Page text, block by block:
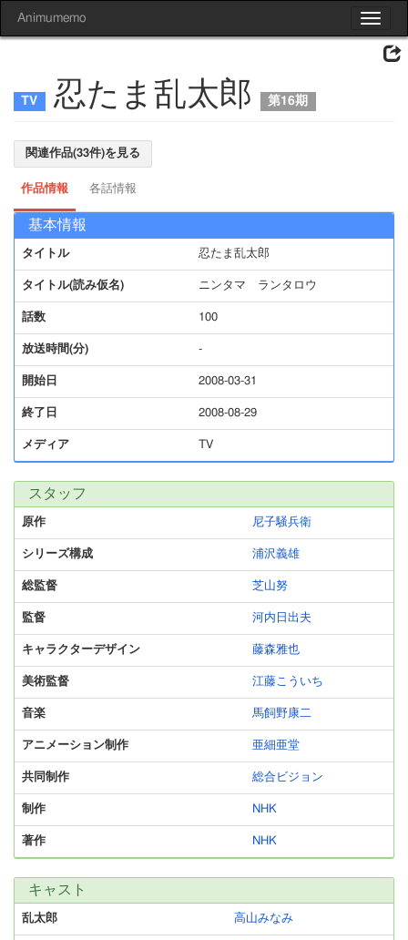
Toggle
Animumemo
忍たま乱太郎 第16期
関連作品(33件)を見る
作品情報 各話情報
基本情報
タイトル 忍たま乱太郎
タイトル(読み仮名) ニンタマ ランタロウ
話数 100
放送時間(分) -
開始日 2008-03-31
終了日 2008-08-29
メディア TV
スタッフ
原作 尼子騒兵衛
シリーズ構成 浦沢義雄
総監督 芝山努
監督 河内日出夫
キャラクターデザイン 藤森雅也
美術監督 江藤こういち
音楽 馬飼野康二
アニメーション制作 亜細亜堂
共同制作 総合ビジョン
制作 NHK
著作 NHK
キャスト
乱太郎 高山みなみ